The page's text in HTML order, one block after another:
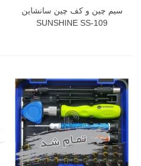
سیم چین و کف چین سانشاین
SUNSHINE SS-109